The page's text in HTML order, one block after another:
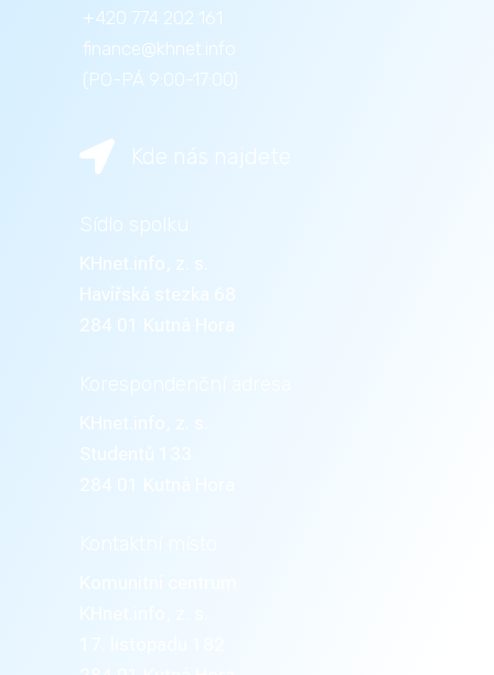
+420 774 202 161
finance@khnet.info
(PO-PÁ 9:00-17:00)
 Kde nás najdete
Sídlo spolku
KHnet.info, z. s.
Havířská stezka 68
284 01 Kutná Hora
Korespondenční adresa
KHnet.info, z. s.
Studentů 133
284 01 Kutná Hora